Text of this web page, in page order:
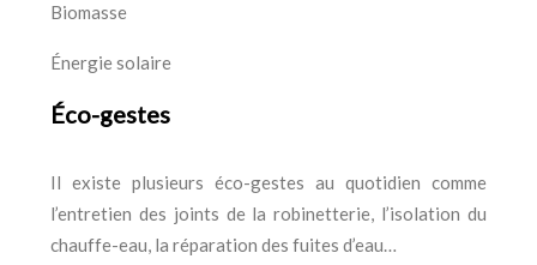
Biomasse
Énergie solaire
Éco-gestes
Il existe plusieurs éco-gestes au quotidien comme
l’entretien des joints de la robinetterie, l’isolation du
chauffe-eau, la réparation des fuites d’eau…